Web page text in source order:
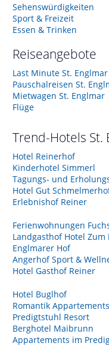
Sehenswürdigkeiten
Sport & Freizeit
Essen & Trinken
Reiseangebote
Last Minute St. Englmar
Pauschalreisen St.
Mietwagen St. Englmar
Flüge
Trend-Hotels St.
Hotel Reinerhof
Kinderhotel Simmerl
Tagungs- und
Hotel Gut
Erlebnishof Reiner
Ferienwohnungen
Landgasthof Hotel
Englmarer Hof
Angerhof Sport &
Hotel Gasthof Reiner
Hotel Buglhof
Romantik
Predigtstuhl Resort
Berghotel Maibrunn
Appartements im